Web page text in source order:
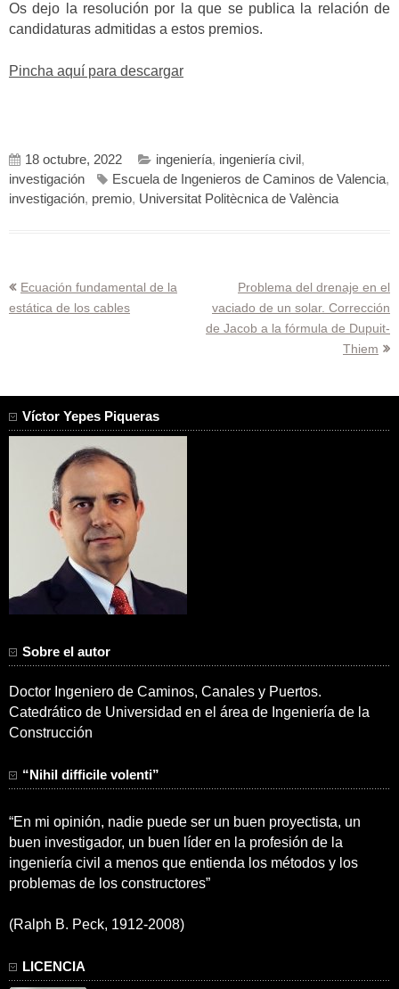
Os dejo la resolución por la que se publica la relación de
candidaturas admitidas a estos premios.
Pincha aquí para descargar
18 octubre, 2022 ingeniería, ingeniería civil,
investigación
Escuela de Ingenieros de Caminos de Valencia,
investigación, premio, Universitat Politècnica de València
Navegación
de
Ecuación fundamental de la
estática de los cables
Problema del drenaje en el
vaciado de un solar. Corrección
de Jacob a la fórmula de Dupuit-
Thiem
Víctor Yepes Piqueras
Sobre el autor
Doctor Ingeniero de Caminos, Canales y Puertos.
Catedrático de Universidad en el área de Ingeniería de la
Construcción
“Nihil difficile volenti”
“En mi opinión, nadie puede ser un buen proyectista, un
buen investigador, un buen líder en la profesión de la
ingeniería civil a menos que entienda los métodos y los
problemas de los constructores”
(Ralph B. Peck, 1912-2008)
LICENCIA